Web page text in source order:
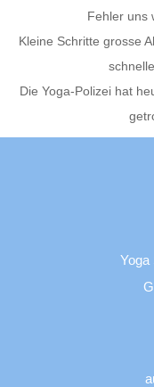
Fehler uns
Kleine Schritte grosse
Die Yoga-Polizei hat
Yoga